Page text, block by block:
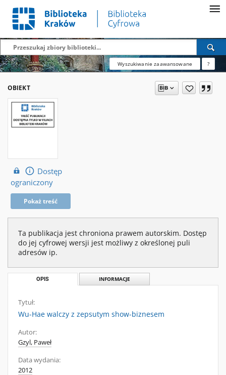
Wyszukiwanie zaawansowane ?
OBIEKT
Dostęp
ograniczony
Pokaż treść
Ta publikacja jest chroniona prawem autorskim. Dostęp
do jej cyfrowej wersji jest możliwy z określonej puli
adresów ip.
OPIS INFORMACJE
Tytuł:
Wu-Hae walczy z zepsutym show-biznesem
Autor:
Gzyl, Paweł
Data wydania:
2012